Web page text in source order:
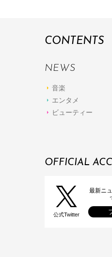
CONTENTS
NEWS
音楽
エンタメ
ビューティー
OFFICIAL
公式Twitter
最新ニ